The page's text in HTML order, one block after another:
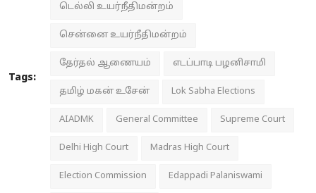
Tags:
டெல்லி உயர்நீதிமன்றம்
சென்னை உயர்நீதிமன்றம்
தேர்தல் ஆணையம் எடப்பாடி பழனிசாமி
தமிழ் மகன் உசேன் Lok Sabha Elections
AIADMK General Committee Supreme Court
Delhi High Court Madras High Court
Election Commission Edappadi Palaniswami